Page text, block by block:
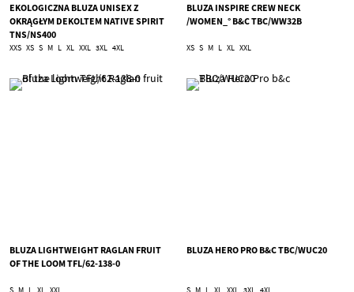
EKOLOGICZNA BLUZA UNISEX Z
OKRĄGŁYM DEKOLTEM NATIVE SPIRIT
TNS/NS400
XXS XS S M L XL XXL 3XL 4XL
BLUZA INSPIRE CREW NECK
/WOMEN_° B&C TBC/WW32B
XS S M L XL XXL
BLUZA LIGHTWEIGHT RAGLAN FRUIT
OF THE LOOM TFL/62-138-0
BLUZA HERO PRO B&C TBC/WUC20